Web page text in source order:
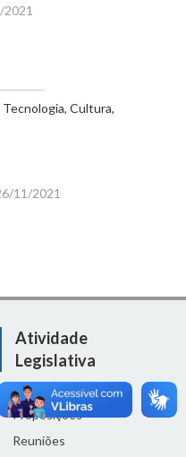
2021
Tecnologia, Cultura,
11/2021
Atividade
Legislativa
Legislação
Proposições
Reuniões